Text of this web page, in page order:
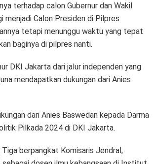
terhadap calon Gubernur dan Wakil
menjadi Calon Presiden di Pilpres
tetapi menunggu waktu yang tepat
baginya di pilpres nanti.
DKI Jakarta dari jalur independen yang
mendapatkan dukungan dari Anies
dari Anies Baswedan kepada Darma
Pilkada 2024 di DKI Jakarta.
berpangkat Komisaris Jendral,